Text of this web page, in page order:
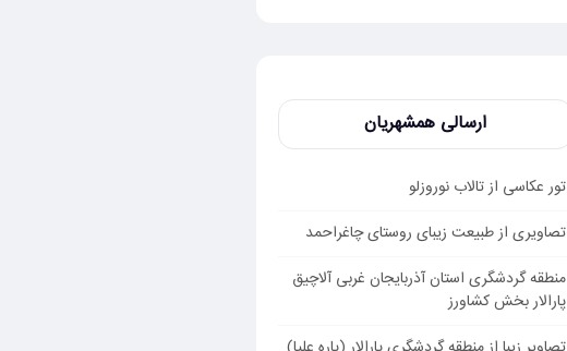
ارسالی همشهریان
تور عکاسی از تالاب نوروزلو
تصاویری از طبیعت زیبای روستای چاغراحمد
منطقه گردشگری استان آذربایجان غربی آلاچیق
پارالار بخش کشاورز